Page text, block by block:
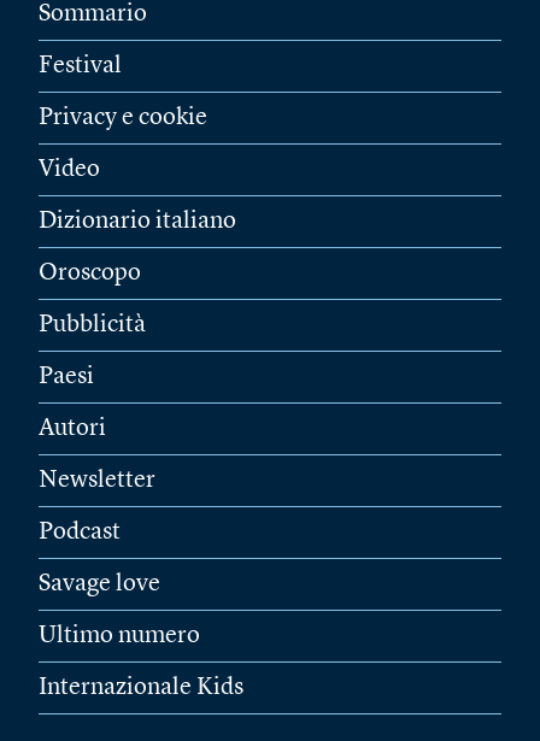
Sommario
Festival
Privacy e cookie
Video
Dizionario italiano
Oroscopo
Pubblicità
Paesi
Autori
Newsletter
Podcast
Savage love
Ultimo numero
Internazionale Kids